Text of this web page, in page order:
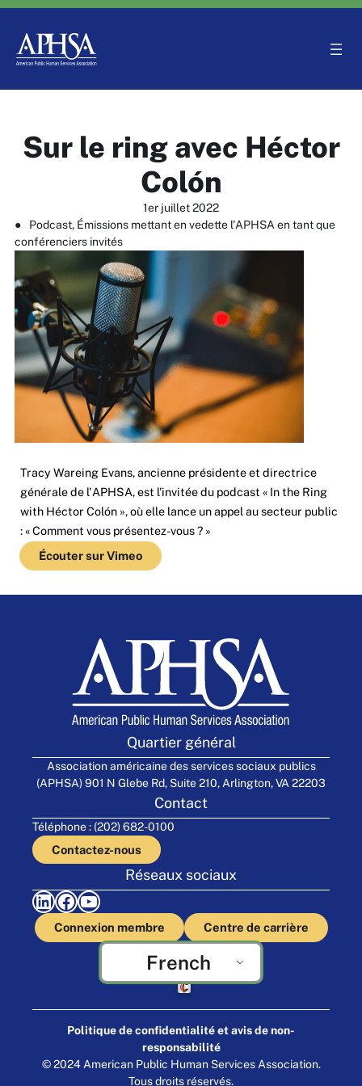
Aller
contenu
Sur le ring avec Héctor
Colón
1er juillet 2022
●
Podcast, Émissions mettant en vedette l'APHSA en tant que
conférenciers invités
Tracy Wareing Evans, ancienne présidente et directrice
générale de l'APHSA, est l'invitée du podcast « In the Ring
with Héctor Colón », où elle lance un appel au secteur public
: « Comment vous présentez-vous ? »
Écouter sur Vimeo
Quartier général
Association américaine des services sociaux publics
(APHSA) 901 N Glebe Rd, Suite 210, Arlington, VA 22203
Contact
Téléphone : (202) 682-0100
Contactez-nous
Réseaux sociaux
LinkedIn Facebook YouTube
Connexion membre Centre de carrière
French
Fabriqué par Cornershop Creative
Politique de confidentialité et avis de non-
responsabilité
© 2024 American Public Human Services Association.
Tous droits réservés.